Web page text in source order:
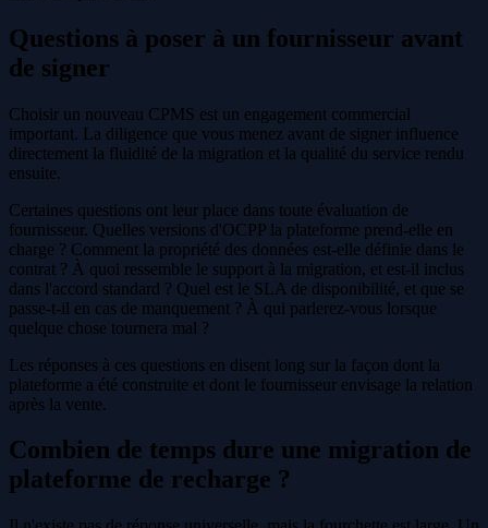
Questions à poser à un fournisseur avant
de signer
Choisir un nouveau CPMS est un engagement commercial
important. La diligence que vous menez avant de signer influence
directement la fluidité de la migration et la qualité du service rendu
ensuite.
Certaines questions ont leur place dans toute évaluation de
fournisseur. Quelles versions d'OCPP la plateforme prend-elle en
charge ? Comment la propriété des données est-elle définie dans le
contrat ? À quoi ressemble le support à la migration, et est-il inclus
dans l'accord standard ? Quel est le SLA de disponibilité, et que se
passe-t-il en cas de manquement ? À qui parlerez-vous lorsque
quelque chose tournera mal ?
Les réponses à ces questions en disent long sur la façon dont la
plateforme a été construite et dont le fournisseur envisage la relation
après la vente.
Combien de temps dure une migration de
plateforme de recharge ?